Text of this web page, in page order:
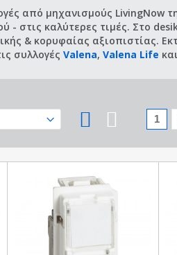
από μηχανισμούς LivingNow
- στις καλύτερες τιμές. Στο
& κορυφαίας αξιοπιστίας.
συλλογές Valena, Valena Life και
1